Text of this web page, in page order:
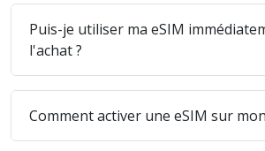
Puis-je utiliser ma eSIM
l'achat ?
Comment activer une eSIM sur